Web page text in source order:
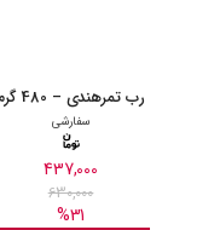
رب تمرهندی – 480 گرم
سفارشی
437,000
630,000
%31